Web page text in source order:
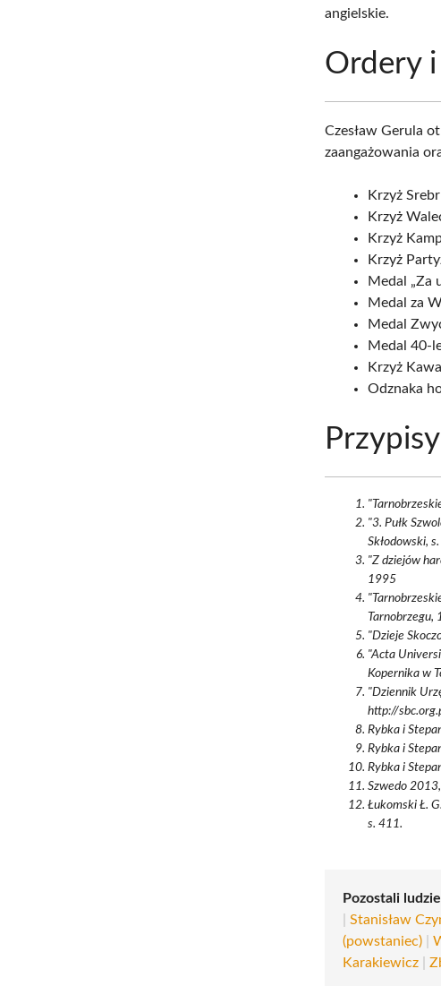
angielskie.
Ordery
Czesław Gerula
zaangażowania
Krzyż
Krzyż
Krzyż
Krzyż
Medal „Za
Medal za
Medal
Medal 40-
Krzyż
Odznaka
Przypisy
"3. Pułk
Skłodowski,
"Z dziejów
1995
Tarnobrzegu,
"Dzieje
"Acta
Kopernika w
"Dziennik
http://
Rybka i
Rybka i
Rybka i
Szwedo
Łukomski Ł.
s. 411.
Pozostali
|Stanisław
(powstaniec) |
Karakiewicz |